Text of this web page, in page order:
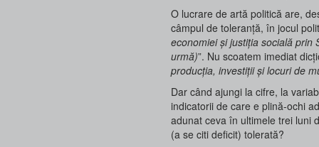
O lucrare de artă politică are,
câmpul de toleranță, în jocul
economiei şi justiţia socială prin
urmă)”. Nu scoatem imediat
producția, investiții și locuri de
Dar când ajungi la cifre, la
indicatorii de care e plină-ochi
adunat ceva în ultimele trei luni
(a se citi deficit) tolerată?